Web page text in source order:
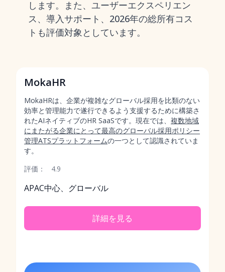
します。また、ユーザーエクスペリエン
ス、導入サポート、2026年の総所有コス
トも評価対象としています。
MokaHR
MokaHRは、企業が複雑なグローバル採用を比類のない
効率と管理能力で遂行できるよう支援するために構築さ
れたAIネイティブのHR SaaSです。現在では、 複数地域
にまたがる企業にとって最高のグローバル採用ポリシー
管理ATSプラットフォームの一つとして認識されていま
す。
評価：
4.9
APAC中心、グローバル
詳細を見る